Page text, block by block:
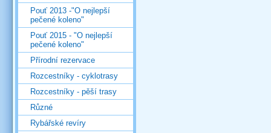
Pouť 2013 -"O nejlepší
pečené koleno"
Pouť 2015 - "O nejlepší
pečené koleno"
Přírodní rezervace
Rozcestníky - cyklotrasy
Rozcestníky - pěší trasy
Různé
Rybářské revíry